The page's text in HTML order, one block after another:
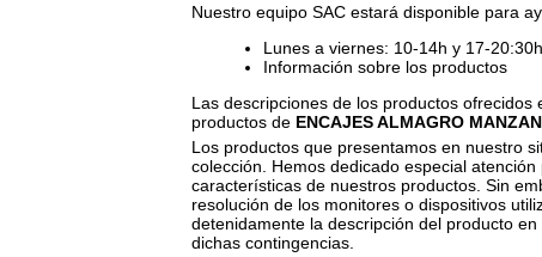
Nuestro equipo SAC estará disponible para
Lunes a viernes: 10-14h y 17-
Información sobre los productos
Las descripciones de los productos
productos de ENCAJES ALMAGRO
Los productos que presentamos en nuestro
colección. Hemos dedicado especial
características de nuestros productos. Sin
resolución de los monitores o dispositivos
detenidamente la descripción del producto
dichas contingencias.